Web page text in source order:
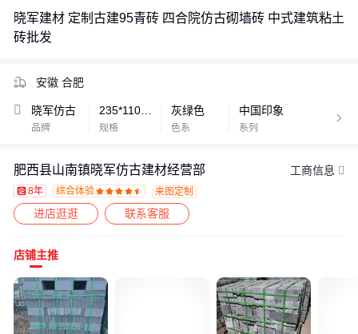
晓军建材 定制古建95青砖 四合院仿古砌墙砖 中式建筑粘土
砖批发
安徽 合肥
晓军仿古
品牌
235*110*46mm
规格
灰绿色
色系
中国印象
系列

肥西县山南镇晓军仿古建材经营部 工商信息
8年 综合体验     
     来图定制
进店逛逛 联系客服
店铺主推